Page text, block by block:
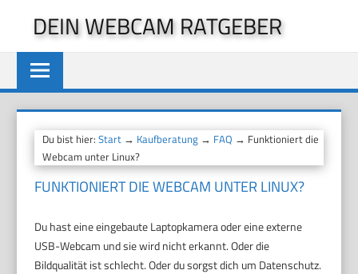
springen
DEIN WEBCAM RATGEBER
Du bist hier:Start → Kaufberatung → FAQ → Funktioniert die
Webcam unter Linux?
FUNKTIONIERT DIE WEBCAM UNTER LINUX?
Du hast eine eingebaute Laptopkamera oder eine externe
USB-Webcam und sie wird nicht erkannt. Oder die
Bildqualität ist schlecht. Oder du sorgst dich um Datenschutz.